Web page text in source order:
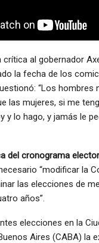
crítica al gobernador
la fecha de los
“Los hombres
las mujeres, si me
y lo hago, y jamás le
del cronograma
“modificar la
las elecciones de
años”.
elecciones en la
Aires (CABA) la